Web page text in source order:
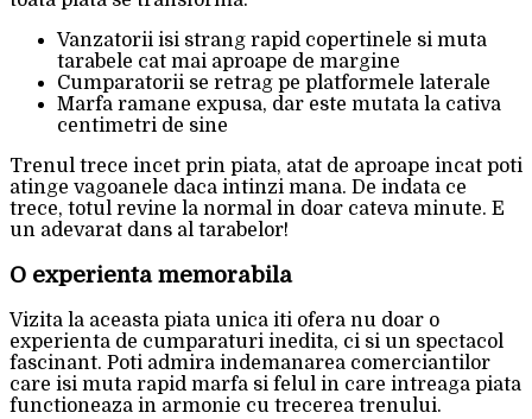
Vanzatorii isi strang rapid copertinele si muta
tarabele cat mai aproape de margine
Cumparatorii se retrag pe platformele laterale
Marfa ramane expusa, dar este mutata la cativa
centimetri de sine
Trenul trece incet prin piata, atat de aproape incat poti
atinge vagoanele daca intinzi mana. De indata ce
trece, totul revine la normal in doar cateva minute. E
un adevarat dans al tarabelor!
O experienta memorabila
Vizita la aceasta piata unica iti ofera nu doar o
experienta de cumparaturi inedita, ci si un spectacol
fascinant. Poti admira indemanarea comerciantilor
care isi muta rapid marfa si felul in care intreaga piata
functioneaza in armonie cu trecerea trenului.